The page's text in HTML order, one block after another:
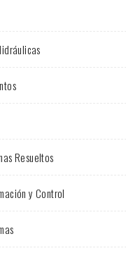
Resueltos
y Control